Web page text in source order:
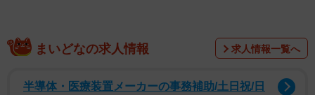
シャワー入浴機器を展開する「美浴（びあみ）」と株式会
まいどなの求人情報 求人情報一覧へ
半導体・医療装置メーカーの事務補助/土日祝/日